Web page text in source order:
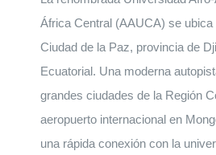
África Central (AAUCA) se
Ciudad de la Paz, provincia de
Ecuatorial. Una moderna
grandes ciudades de la Región
aeropuerto internacional en
una rápida conexión con la